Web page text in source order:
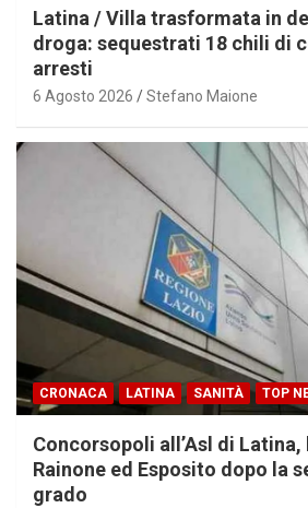
Latina / Villa trasformata in
droga: sequestrati 18 chili di
arresti
6 Agosto 2026 Stefano Maione
CRONACA LATINA SANITÀ TOP
Concorsopoli all’Asl di
Rainone ed Esposito dopo la
grado